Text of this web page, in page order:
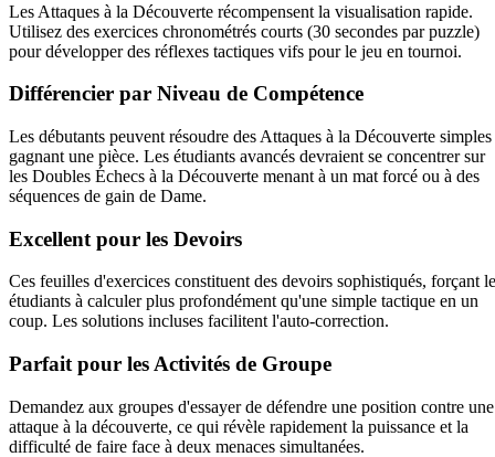
Les Attaques à la Découverte récompensent la visualisation rapide.
Utilisez des exercices chronométrés courts (30 secondes par puzzle)
pour développer des réflexes tactiques vifs pour le jeu en tournoi.
Différencier par Niveau de Compétence
Les débutants peuvent résoudre des Attaques à la Découverte simples
gagnant une pièce. Les étudiants avancés devraient se concentrer sur
les Doubles Échecs à la Découverte menant à un mat forcé ou à des
séquences de gain de Dame.
Excellent pour les Devoirs
Ces feuilles d'exercices constituent des devoirs sophistiqués, forçant
étudiants à calculer plus profondément qu'une simple tactique en un
coup. Les solutions incluses facilitent l'auto-correction.
Parfait pour les Activités de Groupe
Demandez aux groupes d'essayer de défendre une position contre une
attaque à la découverte, ce qui révèle rapidement la puissance et la
difficulté de faire face à deux menaces simultanées.